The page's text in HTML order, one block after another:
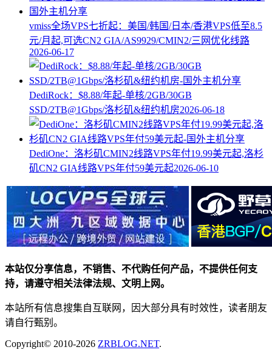
vmiss全场VPS七折起：美国/韩国/日本/香港VPS低至8.5
元/月起,可选CN2 GIA/AS9929/CMIN2/三网优化线路
2026-06-17
DediRock：$8.88/年起-单核/2GB/30GB
SSD/2TB@1Gbps/洛杉矶&纽约机房2026-06-18
DediOne：洛杉矶CMIN2线路VPS年付19.99美元起,洛杉
矶CN2 GIA线路VPS年付59美元起2026-06-10
本站仅分享信息，不销售、不代购任何产品，不提供任何支
持，请遵守相关法律法规、文明上网。
本站所有信息搜集自互联网，因大部分具有时效性，读者朋友
请自行甄别。
Copyright© 2010-2026 ZRBLOG.NET.